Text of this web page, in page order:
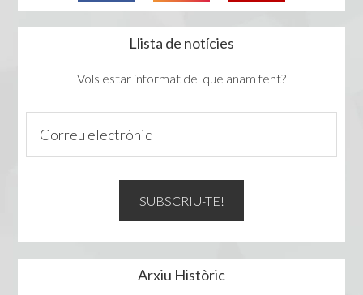
Llista de notícies
Vols estar informat del que anam fent?
Arxiu Històric